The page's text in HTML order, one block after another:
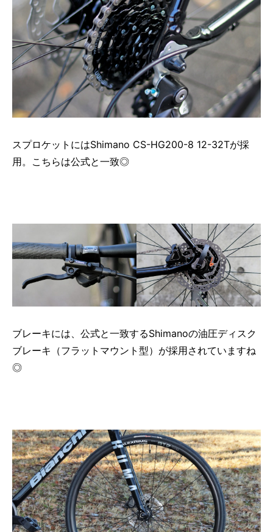
スプロケットにはShimano CS-HG200-8 12-32Tが採
用。こちらは公式と一致◎
ブレーキには、公式と一致するShimanoの油圧ディスク
ブレーキ（フラットマウント型）が採用されていますね
◎